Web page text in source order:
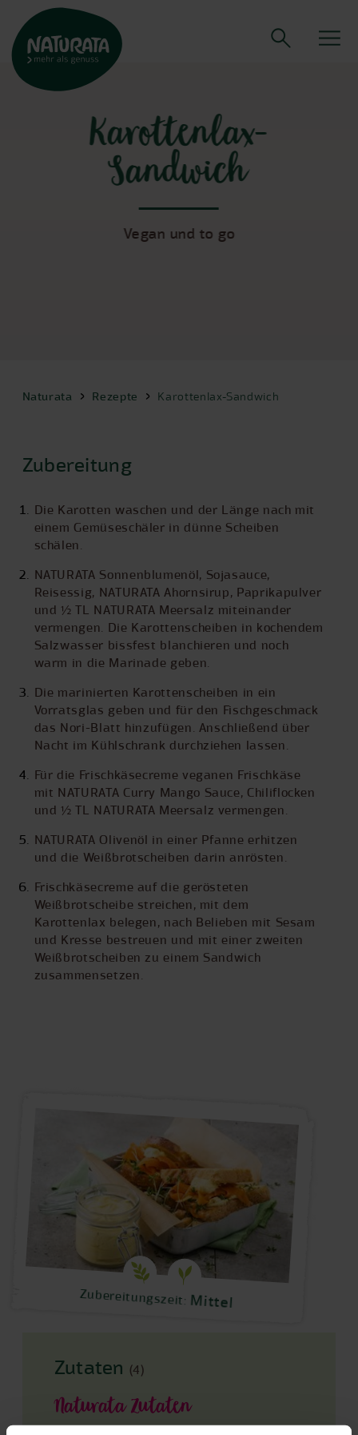
Karottenlax-
Sandwich
Vegan und to go
Naturata Rezepte Karottenlax-Sandwich
Zubereitung
Die Karotten waschen und der Länge nach mit
einem Gemüseschäler in dünne Scheiben
schälen.
NATURATA Sonnenblumenöl, Sojasauce,
Reisessig, NATURATA Ahornsirup, Paprikapulver
und ½ TL NATURATA Meersalz miteinander
vermengen. Die Karottenscheiben in kochendem
Salzwasser bissfest blanchieren und noch
warm in die Marinade geben.
Die marinierten Karottenscheiben in ein
Vorratsglas geben und für den Fischgeschmack
das Nori-Blatt hinzufügen. Anschließend über
Nacht im Kühlschrank durchziehen lassen.
Für die Frischkäsecreme veganen Frischkäse
mit NATURATA Curry Mango Sauce, Chiliflocken
und ½ TL NATURATA Meersalz vermengen.
NATURATA Olivenöl in einer Pfanne erhitzen
und die Weißbrotscheiben darin anrösten.
Frischkäsecreme auf die gerösteten
Weißbrotscheibe streichen, mit dem
Karottenlax belegen, nach Belieben mit Sesam
und Kresse bestreuen und mit einer zweiten
Weißbrotscheiben zu einem Sandwich
zusammensetzen.
Zubereitungszeit: Mittel
Zutaten (4)
Naturata Zutaten